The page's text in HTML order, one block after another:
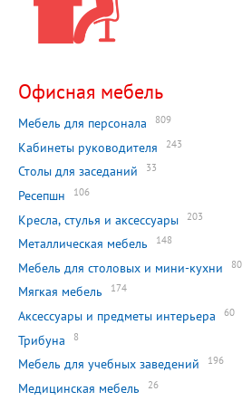
Офисная мебель
Мебель для персонала 809
Кабинеты руководителя 243
Столы для заседаний 33
Ресепшн 106
Кресла, стулья и аксессуары 203
Металлическая мебель 148
Мебель для столовых и мини-кухни 80
Мягкая мебель 174
Аксессуары и предметы интерьера 60
Трибуна 8
Мебель для учебных заведений 196
Медицинская мебель 26